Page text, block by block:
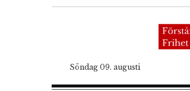
Söndag 09. augusti